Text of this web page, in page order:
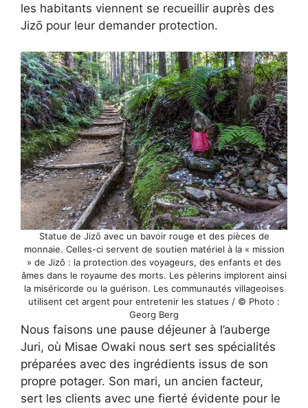
les habitants viennent se recueillir auprès des
Jizō pour leur demander protection.
Statue de Jizō avec un bavoir rouge et des pièces de
monnaie. Celles-ci servent de soutien matériel à la « mission
» de Jizō : la protection des voyageurs, des enfants et des
âmes dans le royaume des morts. Les pèlerins implorent ainsi
la miséricorde ou la guérison. Les communautés villageoises
utilisent cet argent pour entretenir les statues / © Photo :
Georg Berg
Nous faisons une pause déjeuner à l’auberge
Juri, où Misae Owaki nous sert ses spécialités
préparées avec des ingrédients issus de son
propre potager. Son mari, un ancien facteur,
sert les clients avec une fierté évidente pour le